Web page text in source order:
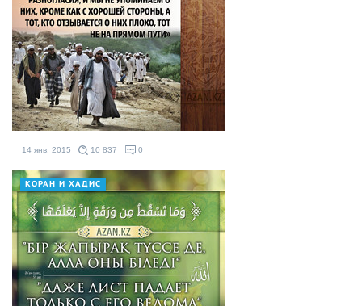
14 янв. 2015 10 837 0
КОРАН И ХАДИС